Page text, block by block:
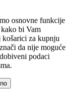
osnovne funkcije
bi Vam
za kupnju
da nije moguće
podaci